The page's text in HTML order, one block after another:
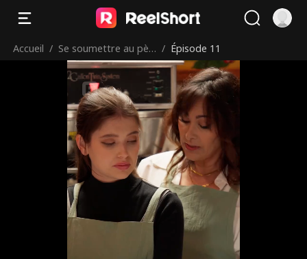
Accueil / Se soumettre au pèr
e de mon ex
/ Épisode 11